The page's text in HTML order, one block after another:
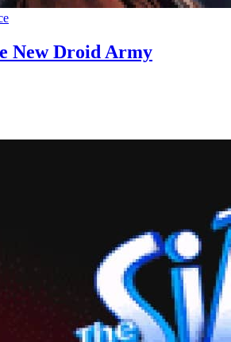
New Droid Army